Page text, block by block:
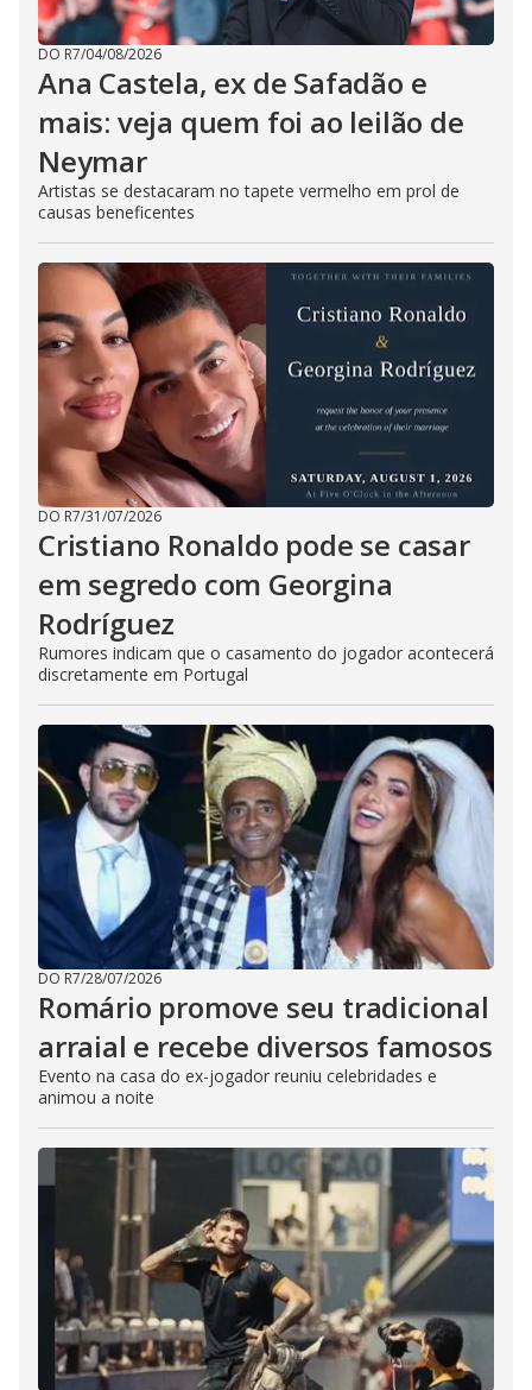
DO R7/04/08/2026
Ana Castela, ex de Safadão e
mais: veja quem foi ao leilão de
Neymar
Artistas se destacaram no tapete vermelho em prol de
causas beneficentes
DO R7/31/07/2026
Cristiano Ronaldo pode se casar
em segredo com Georgina
Rodríguez
Rumores indicam que o casamento do jogador acontecerá
discretamente em Portugal
DO R7/28/07/2026
Romário promove seu tradicional
arraial e recebe diversos famosos
Evento na casa do ex-jogador reuniu celebridades e
animou a noite